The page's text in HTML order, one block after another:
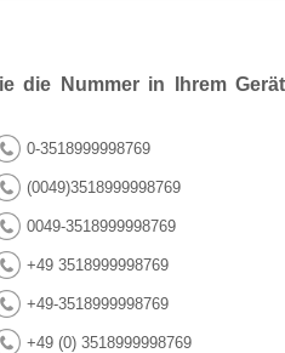
die Nummer in Ihrem Gerät
0-3518999998769
(0049)3518999998769
0049-3518999998769
+49 3518999998769
+49-3518999998769
+49 (0) 3518999998769